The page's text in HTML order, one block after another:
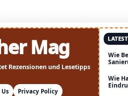
Mag
Rezensionen und Lesetipps
Us
Privacy Policy
Wie
Wie